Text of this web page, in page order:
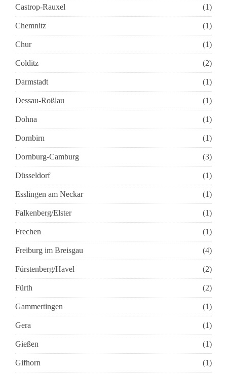
Castrop-Rauxel (1)
Chemnitz (1)
Chur (1)
Colditz (2)
Darmstadt (1)
Dessau-Roßlau (1)
Dohna (1)
Dornbirn (1)
Dornburg-Camburg (3)
Düsseldorf (1)
Esslingen am Neckar (1)
Falkenberg/Elster (1)
Frechen (1)
Freiburg im Breisgau (4)
Fürstenberg/Havel (2)
Fürth (2)
Gammertingen (1)
Gera (1)
Gießen (1)
Gifhorn (1)